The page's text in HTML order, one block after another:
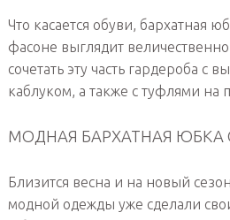
Что касается обуви, бархатная
фасоне выглядит
сочетать эту часть гардероба с
каблуком, а также с туфлями на
МОДНАЯ БАРХАТНАЯ ЮБКА
Близится весна и на новый
модной одежды уже сделали